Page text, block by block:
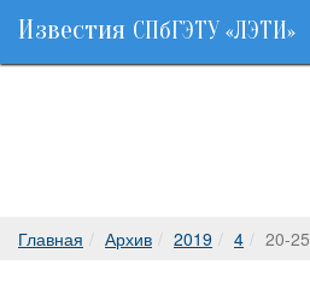
Известия СПбГЭТУ «ЛЭТИ»
Главная Архив 2019 4 20-25